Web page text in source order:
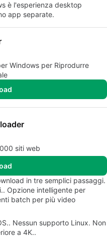
è l'esperienza desktop
app separate.
Windows per Riprodurre
siti web
in tre semplici passaggi.
Opzione intelligente per
batch per più video
Nessun supporto Linux. Non
a 4K..